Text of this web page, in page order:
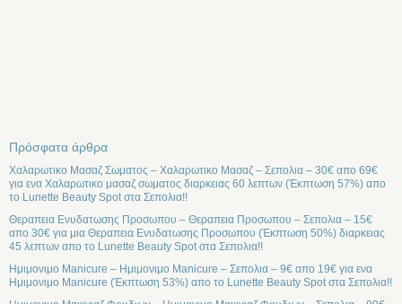
Πρόσφατα άρθρα
Χαλαρωτικο Μασαζ Σωματος – Χαλαρωτικο Μασαζ – Σεπολια – 30€ απο 69€
για ενα Χαλαρωτικο μασαζ σωματος διαρκειας 60 λεπτων (Έκπτωση 57%) απο
το Lunette Beauty Spot στα Σεπολια!!
Θεραπεια Ενυδατωσης Προσωπου – Θεραπεια Προσωπου – Σεπολια – 15€
απο 30€ για μια Θεραπεια Ενυδατωσης Προσωπου (Έκπτωση 50%) διαρκειας
45 λεπτων απο το Lunette Beauty Spot στα Σεπολια!!
Ημιμονιμο Manicure – Ημιμονιμο Manicure – Σεπολια – 9€ απο 19€ για ενα
Ημιμονιμο Manicure (Έκπτωση 53%) απο το Lunette Beauty Spot στα Σεπολια!!